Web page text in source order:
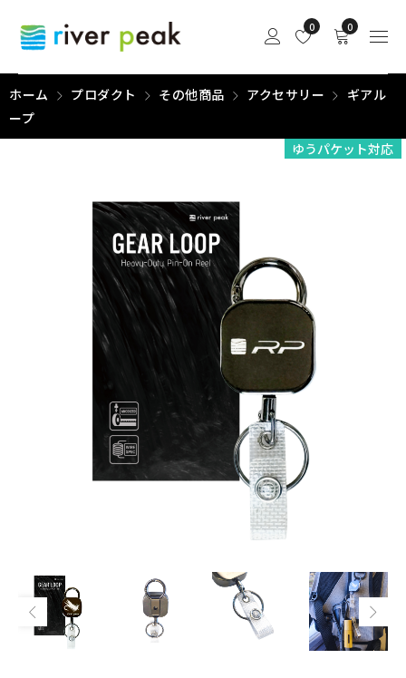
0
0
ホーム プロダクト その他商品 アクセサリー
ギアル
ープ
ゆうパケット対応